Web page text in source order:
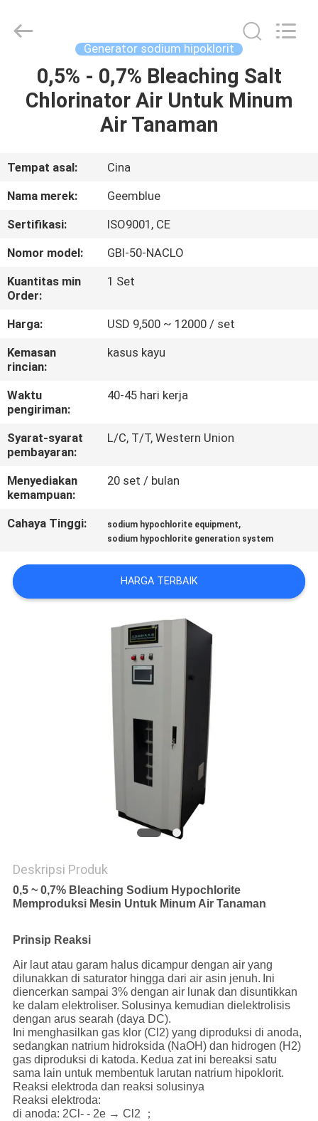
RUMAH
VIDEO
KAMI
TUR
PABRIK
KONTROL
KUALITAS
HUBUNGI
KAMI
BERITA
KASUS
PERMINTAAN
PENAWARAN
Generator sodium hipoklorit
0,5% - 0,7% Bleaching Salt
Chlorinator Air Untuk Minum
Air Tanaman
Tempat asal:
Cina
Nama merek:
Geemblue
Sertifikasi:
ISO9001, CE
Nomor model:
GBI-50-NACLO
Kuantitas min
Order:
1 Set
Harga:
USD 9,500 ~ 12000 / set
Kemasan
rincian:
kasus kayu
Waktu
pengiriman:
40-45 hari kerja
Syarat-syarat
pembayaran:
L/C, T/T, Western Union
Menyediakan
kemampuan:
20 set / bulan
Cahaya Tinggi: sodium hypochlorite equipment,
sodium hypochlorite generation system
HARGA TERBAIK
Deskripsi Produk
0,5 ~ 0,7% Bleaching Sodium Hypochlorite
Memproduksi Mesin Untuk Minum Air Tanaman
Prinsip Reaksi
Air laut atau garam halus dicampur dengan air yang
dilunakkan di saturator hingga dari air asin jenuh. Ini
diencerkan sampai 3% dengan air lunak dan disuntikkan
ke dalam elektroliser. Solusinya kemudian dielektrolisis
dengan arus searah (daya DC).
Ini menghasilkan gas klor (Cl2) yang diproduksi di anoda,
sedangkan natrium hidroksida (NaOH) dan hidrogen (H2)
gas diproduksi di katoda. Kedua zat ini bereaksi satu
sama lain untuk membentuk larutan natrium hipoklorit.
Reaksi elektroda dan reaksi solusinya
Reaksi elektroda:
di anoda: 2Cl- - 2e → Cl2 ；